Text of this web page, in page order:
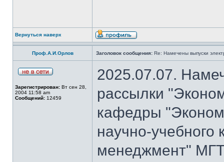
Вернуться наверх
Проф.А.И.Орлов Заголовок сообщения: Re: Намечены выпуски
Зарегистрирован: Вт сен 28,
2004 11:58 am
Сообщений: 12459
2025.07.07.
рассылки
кафедры
научно-
менеджмент"